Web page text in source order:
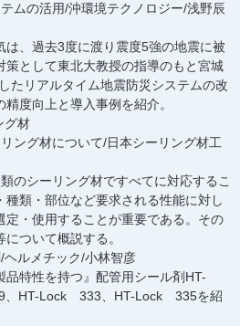
ムの活用/沖環境テクノロジー/浅野辰
は、過去3度に渡り震度5強の地震に被
策として東北大教授の指導のもと宮城
たリアルタイム地震防災システムの改
度向上と導入事例を紹介。
グ材
ング材について/日本シーリング材工
のシーリング材ですべてに対応するこ
種類・部位など要求される性能に対し
定・使用することが重要である。その
ついて概説する。
ルメチック/小林智彦
品特性を持つ』配管用シール剤HT-
、HT-Lock 333、HT-Lock 335を紹